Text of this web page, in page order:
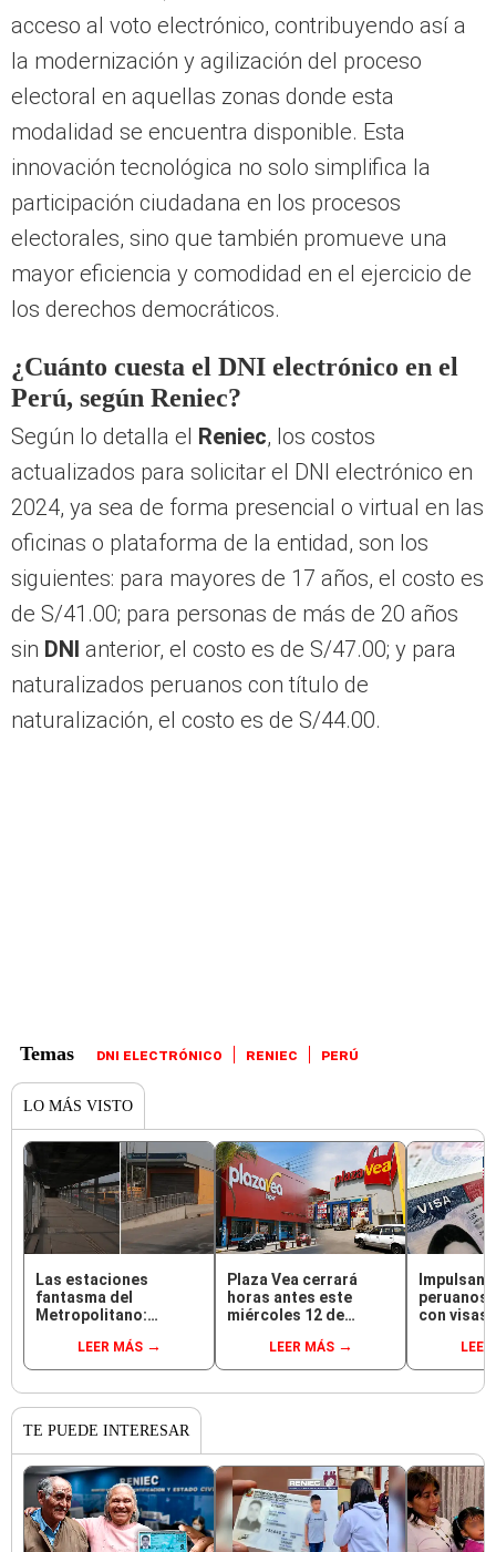
la modernización y agilización del proceso
electoral en aquellas zonas donde esta
modalidad se encuentra disponible. Esta
innovación tecnológica no solo simplifica la
participación ciudadana en los procesos
electorales, sino que también promueve una
mayor eficiencia y comodidad en el ejercicio de
los derechos democráticos.
¿Cuánto cuesta el DNI electrónico en el
Perú, según Reniec?
Según lo detalla elReniec
actualizados para solicitar el DNI electrónico en
2024, ya sea de forma presencial o virtual en las
oficinas o plataforma de la entidad, son los
siguientes: para mayores de 17 años, el costo es
de S/41.00; para personas de más de 20 años
sinDNI anterior, el costo es de S/47.00; y para
naturalizados peruanos con título de
naturalización, el costo es de S/44.00.
LO MÁS VISTO
Las estaciones
fantasma del
Metropolitano:
ampliación norte
sigue inconclusa por
falta de buses y una
adenda estancada
LEER MÁS
Plaza Vea cerrará
horas antes este
miércoles 12 de
agosto en todo el
Perú: tiendas
LEER MÁS
Impulsan
peruanos
con visas
pymes
TE PUEDE INTERESAR